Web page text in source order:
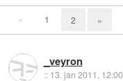
« 1 2 »
_veyron
:: 13. jan 2011, 12:00